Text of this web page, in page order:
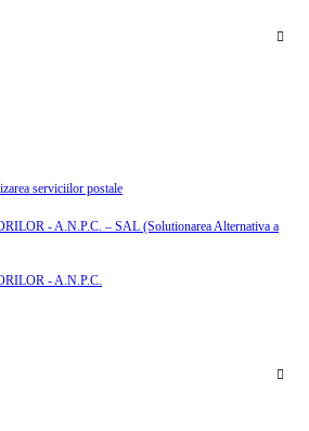
serviciilor postale
- A.N.P.C. – SAL (Solutionarea Alternativa a
- A.N.P.C.